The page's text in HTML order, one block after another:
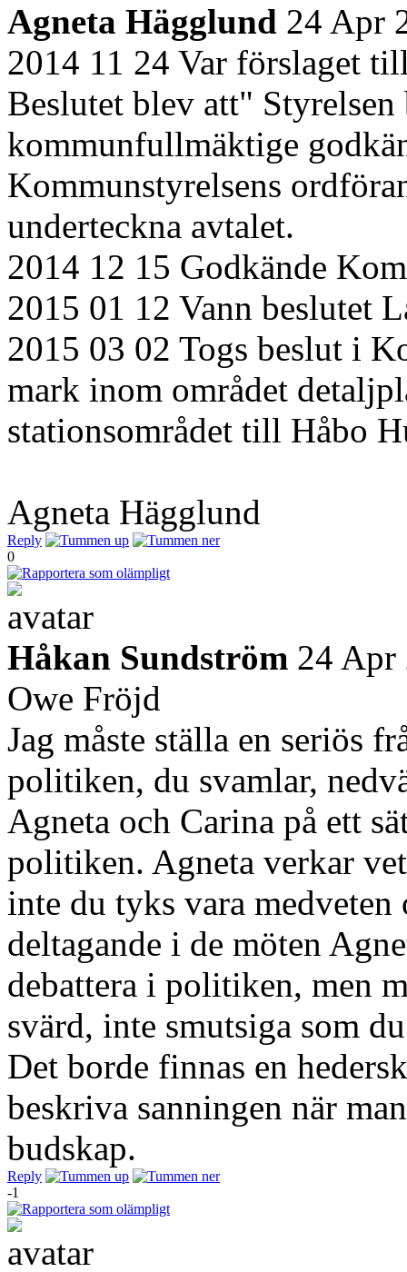
Agneta Hägglund 24 Apr
2014 11 24 Var förslaget
Beslutet blev att"
kommunfullmäktige
Kommunstyrelsens
underteckna avtalet.
2014 12 15 Godkände
2015 01 12 Vann beslutet
2015 03 02 Togs beslut i
mark inom området
stationsområdet till Håbo
Agneta Hägglund
Reply
0
Håkan Sundström 24 Apr
Owe Fröjd
Jag måste ställa en seriös
politiken, du svamlar,
Agneta och Carina på ett
politiken. Agneta verkar
inte du tyks vara
deltagande i de möten
debattera i politiken, men
svärd, inte smutsiga som
Det borde finnas en
beskriva sanningen när
budskap.
Reply
-1